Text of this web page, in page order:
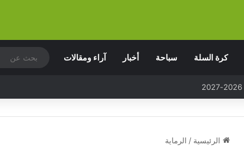
كرة السلة سباحة أخبار آراء ومقالات
الرئيسية / الرماية